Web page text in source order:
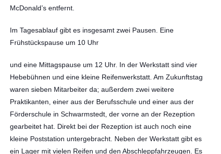
McDonald’s entfernt.
Im Tagesablauf gibt es insgesamt zwei Pausen. Eine
Frühstückspause um 10 Uhr
und eine Mittagspause um 12 Uhr. In der Werkstatt sind vier
Hebebühnen und eine kleine Reifenwerkstatt. Am Zukunftstag
waren sieben Mitarbeiter da; außerdem zwei weitere
Praktikanten, einer aus der Berufsschule und einer aus der
Förderschule in Schwarmstedt, der vorne an der Rezeption
gearbeitet hat. Direkt bei der Rezeption ist auch noch eine
kleine Poststation untergebracht. Neben der Werkstatt gibt es
ein Lager mit vielen Reifen und den Abschleppfahrzeugen. Es